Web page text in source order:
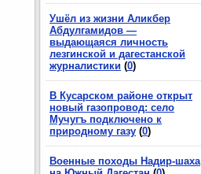
Ушёл из жизни Аликбер
Абдулгамидов —
выдающаяся личность
лезгинской и дагестанской
журналистики (0)
В Кусарском районе открыт
новый газопровод: село
Мучугъ подключено к
природному газу (0)
Военные походы Надир-шаха